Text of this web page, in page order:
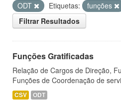
ODT
Etiquetas:
funções
Filtrar Resultados
Funções Gratificadas
Relação de Cargos de Direção,
Funções de Coordenação de
CSV ODT